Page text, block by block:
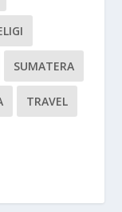
SUMATERA
TRAVEL